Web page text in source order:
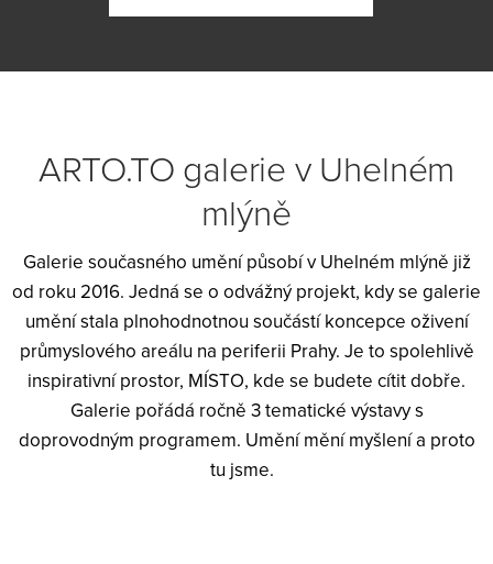
ARTO.TO galerie v Uhelném
mlýně
Galerie současného umění působí v Uhelném mlýně již
od roku 2016. Jedná se o odvážný projekt, kdy se galerie
umění stala plnohodnotnou součástí koncepce oživení
průmyslového areálu na periferii Prahy. Je to spolehlivě
inspirativní prostor, MÍSTO, kde se budete cítit dobře.
Galerie pořádá ročně 3 tematické výstavy s
doprovodným programem. Umění mění myšlení a proto
tu jsme.